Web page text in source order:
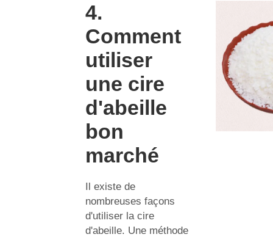
4.
Comment
utiliser
une cire
d'abeille
bon
marché
Il existe de
nombreuses façons
d'utiliser la cire
d'abeille. Une méthode